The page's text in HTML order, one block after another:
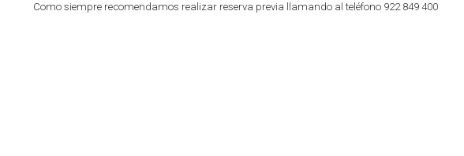
Como siempre recomendamos realizar reserva previa llamando al teléfono 922 849 400